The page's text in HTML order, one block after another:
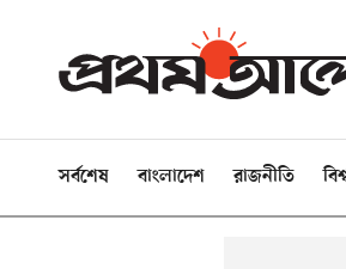
সর্বশেষ বাংলাদেশ রাজনীতি